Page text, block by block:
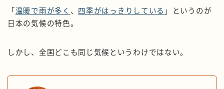
「 温暖で雨が多く 、 四季がはっきりしている 」というのが
日本の気候の特色。
しかし、全国どこも同じ気候というわけではない。